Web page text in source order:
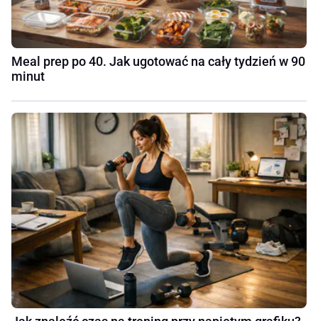
Meal prep po 40. Jak ugotować na cały tydzień w 90
minut